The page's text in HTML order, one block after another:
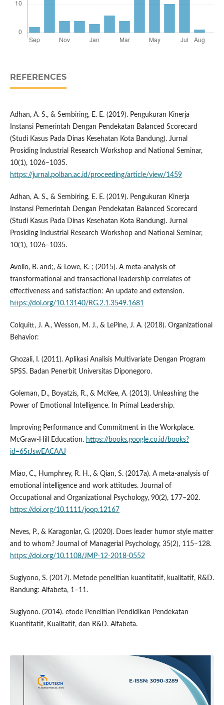
REFERENCES
Adhan, A. S., & Sembiring, E. E. (2019). Pengukuran Kinerja
Instansi Pemerintah Dengan Pendekatan Balanced Scorecard
(Studi Kasus Pada Dinas Kesehatan Kota Bandung). Jurnal
Prosiding Industrial Research Workshop and National Seminar,
10(1), 1026–1035.
https://jurnal.polban.ac.id/proceeding/article/view/1459
Adhan, A. S., & Sembiring, E. E. (2019). Pengukuran Kinerja
Instansi Pemerintah Dengan Pendekatan Balanced Scorecard
(Studi Kasus Pada Dinas Kesehatan Kota Bandung). Jurnal
Prosiding Industrial Research Workshop and National Seminar,
10(1), 1026–1035.
Avolio, B. and;, & Lowe, K. ; (2015). A meta-analysis of
transformational and transactional leadership correlates of
effectiveness and satisfaction: An update and extension.
https://doi.org/10.13140/RG.2.1.3549.1681
Colquitt, J. A., Wesson, M. J., & LePine, J. A. (2018). Organizational
Behavior:
Ghozali, I. (2011). Aplikasi Analisis Multivariate Dengan Program
SPSS. Badan Penerbit Universitas Diponegoro.
Goleman, D., Boyatzis, R., & McKee, A. (2013). Unleashing the
Power of Emotional Intelligence. In Primal Leadership.
Improving Performance and Commitment in the Workplace.
McGraw-Hill Education. https://books.google.co.id/books?
id=6SrJswEACAAJ
Miao, C., Humphrey, R. H., & Qian, S. (2017a). A meta-analysis of
emotional intelligence and work attitudes. Journal of
Occupational and Organizational Psychology, 90(2), 177–202.
https://doi.org/10.1111/joop.12167
Neves, P., & Karagonlar, G. (2020). Does leader humor style matter
and to whom? Journal of Managerial Psychology, 35(2), 115–128.
https://doi.org/10.1108/JMP-12-2018-0552
Sugiyono, S. (2017). Metode penelitian kuantitatif, kualitatif, R&D.
Bandung: Alfabeta, 1–11.
Sugiyono. (2014). etode Penelitian Pendidikan Pendekatan
Kuantitatif, Kualitatif, dan R&D. Alfabeta.